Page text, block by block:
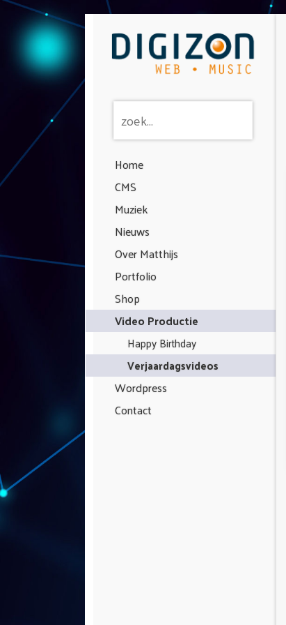
Home
CMS
Muziek
Nieuws
Over Matthijs
Portfolio
Shop
Video Productie
Happy Birthday
Verjaardagsvideos
Wordpress
Contact